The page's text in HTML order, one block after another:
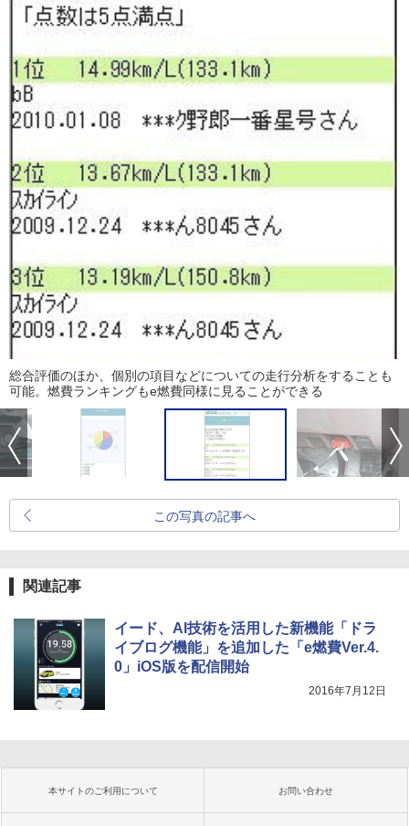
総合評価のほか、個別の項目などについての走行分析をすることも
可能。燃費ランキングもe燃費同様に見ることができる
この写真の記事へ
関連記事
イード、AI技術を活用した新機能「ドラ
イブログ機能」を追加した「e燃費Ver.4.
0」iOS版を配信開始
2016年7月12日
本サイトのご利用について お問い合わせ